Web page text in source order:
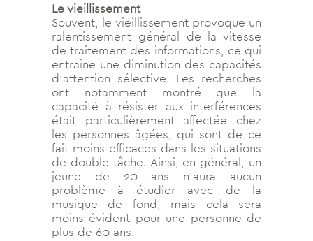
Le vieillissement
Souvent, le vieillissement provoque un
ralentissement général de la vitesse
de traitement des informations, ce qui
entraîne une diminution des capacités
d’attention sélective. Les recherches
ont notamment montré que la
capacité à résister aux interférences
était particulièrement affectée chez
les personnes âgées, qui sont de ce
fait moins efficaces dans les situations
de double tâche. Ainsi, en général, un
jeune de 20 ans n’aura aucun
problème à étudier avec de la
musique de fond, mais cela sera
moins évident pour une personne de
plus de 60 ans.